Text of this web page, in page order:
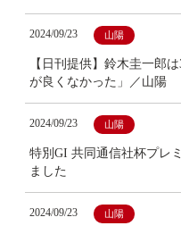
2024/09/23 山陽
【日刊提供】鈴木圭一郎
が良くなかった」／山陽
2024/09/23 山陽
特別GI 共同通信社杯プレ
ました
2024/09/23 山陽